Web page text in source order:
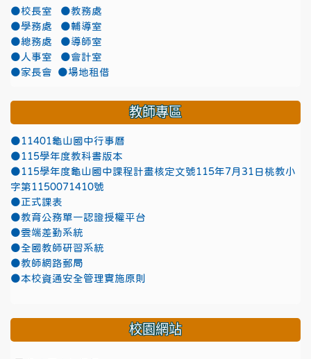
●校長室
●教務處
●學務處
●輔導室
●總務處
●導師室
●人事室
●會計室
●家長會
●場地租借
教師專區
●11401龜山國中行事曆
●115學年度教科書版本
●115學年度龜山國中課程計畫核定文號115年7月31日桃教小
字第1150071410號
●正式課表
●教育公務單一認證授權平台
●雲端差勤系統
●全國教師研習系統
●教師網路郵局
●本校資通安全管理實施原則
校園網站